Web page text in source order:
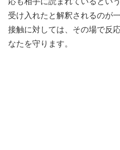
受け入れたと解釈されるのが
接触に対しては、その場で反
なたを守ります。